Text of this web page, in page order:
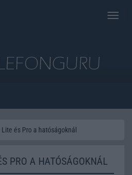
Toggle
és Pro a hatóságoknál
PRO A HATÓSÁGOKNÁL